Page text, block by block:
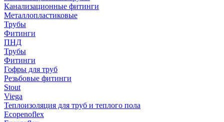
Канализационные фитинги
Металлопластиковые
Трубы
Фитинги
ПНД
Трубы
Фитинги
Гофры для труб
Резьбовые фитинги
Stout
Viega
Теплоизоляция для труб и теплого пола
Ecopenoflex